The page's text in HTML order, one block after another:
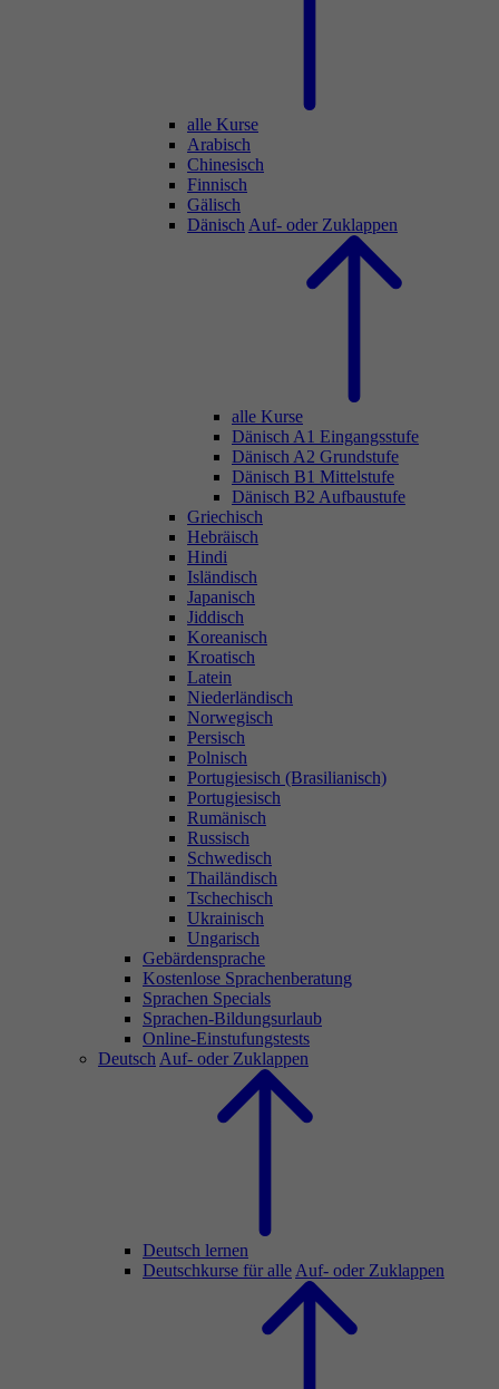
alle Kurse
Arabisch
Chinesisch
Finnisch
Gälisch
Dänisch Auf- oder Zuklappen
alle Kurse
Dänisch A1 Eingangsstufe
Dänisch A2 Grundstufe
Dänisch B1 Mittelstufe
Dänisch B2 Aufbaustufe
Griechisch
Hebräisch
Hindi
Isländisch
Japanisch
Jiddisch
Koreanisch
Kroatisch
Latein
Niederländisch
Norwegisch
Persisch
Polnisch
Portugiesisch (Brasilianisch)
Portugiesisch
Rumänisch
Russisch
Schwedisch
Thailändisch
Tschechisch
Ukrainisch
Ungarisch
Gebärdensprache
Kostenlose Sprachenberatung
Sprachen Specials
Sprachen-Bildungsurlaub
Online-Einstufungstests
Deutsch Auf- oder Zuklappen
Deutsch lernen
Deutschkurse für alle Auf- oder Zuklappen